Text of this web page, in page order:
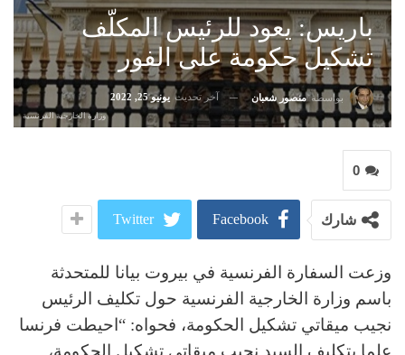
باريس: يعود للرئيس المكلّف
تشكيل حكومة على الفور
بواسطةمنصور شعبان آخر تحديث يونيو 25, 2022
وزارة الخارجية الفرنسية
0
شارك Facebook
Twitter
وزعت السفارة الفرنسية في بيروت بيانا للمتحدثة
باسم وزارة الخارجية الفرنسية حول تكليف الرئيس
نجيب ميقاتي تشكيل الحكومة، فحواه: “احيطت فرنسا
علما بتكليف السيد نجيب ميقاتي تشكيل الحكومة،